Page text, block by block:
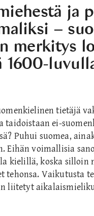
ja
–
merkitys
1600-
tietäjä
taidoistaan ei-
Puhui suomea,
Eihän voimallisia
kielillä, koska silloin
tehonsa. Vaikutusta
liitetyt